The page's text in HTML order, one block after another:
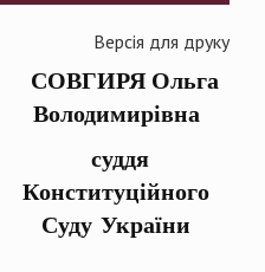
Версія для друку
СОВГИРЯ Ольга
Володимирівна
суддя
Конституційного
Суду України